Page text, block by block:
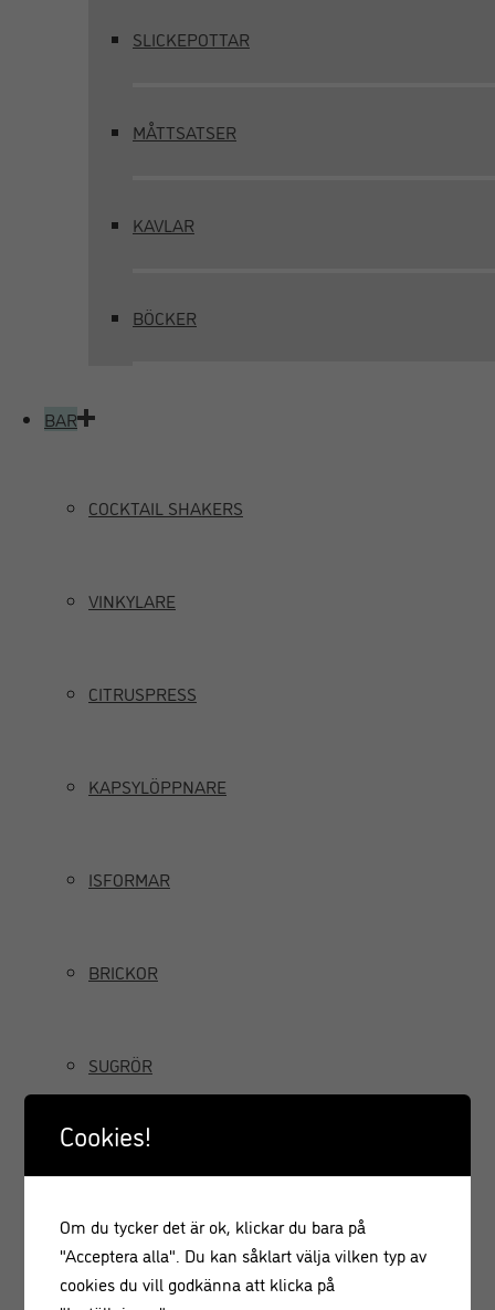
SLICKEPOTTAR
MÅTTSATSER
KAVLAR
BÖCKER
BAR
COCKTAIL SHAKERS
VINKYLARE
CITRUSPRESS
KAPSYLÖPPNARE
ISFORMAR
BRICKOR
SUGRÖR
GRÄDDSIFONER
Cookies!
Om du tycker det är ok, klickar du bara på
"Acceptera alla". Du kan såklart välja vilken typ av
cookies du vill godkänna att klicka på